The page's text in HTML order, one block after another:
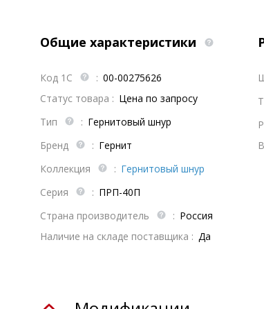
Общие характеристики
Код 1С : 00-00275626
Статус товара : Цена по запросу
Тип
: Гернитовый шнур
Бренд
: Гернит
Коллекция
: Гернитовый шнур
Серия
: ПРП-40П
Страна производитель
: Россия
Наличие на складе поставщика : Да